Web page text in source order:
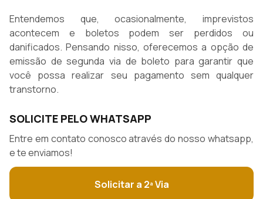
Entendemos que, ocasionalmente, imprevistos
acontecem e boletos podem ser perdidos ou
danificados. Pensando nisso, oferecemos a opção de
emissão de segunda via de boleto para garantir que
você possa realizar seu pagamento sem qualquer
transtorno.
SOLICITE PELO WHATSAPP
Entre em contato conosco através do nosso whatsapp,
e te enviamos!
Solicitar a 2ª Via